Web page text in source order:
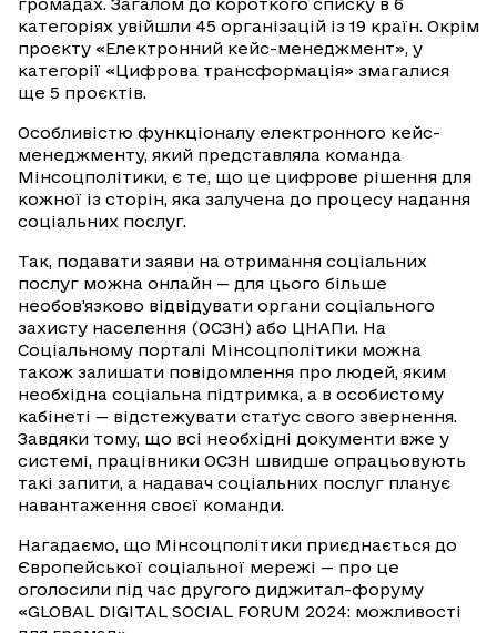
громадах. Загалом до короткого списку в 6
категоріях увійшли 45 організацій із 19 країн. Окрім
проєкту «Електронний кейс-менеджмент», у
категорії «Цифрова трансформація» змагалися
ще 5 проєктів.
Особливістю функціоналу електронного кейс-
менеджменту, який представляла команда
Мінсоцполітики, є те, що це цифрове рішення для
кожної із сторін, яка залучена до процесу надання
соціальних послуг.
Так, подавати заяви на отримання соціальних
послуг можна онлайн — для цього більше
необов'язково відвідувати органи соціального
захисту населення (ОСЗН) або ЦНАПи. На
Соціальному порталі Мінсоцполітики можна
також залишати повідомлення про людей, яким
необхідна соціальна підтримка, а в особистому
кабінеті — відстежувати статус свого звернення.
Завдяки тому, що всі необхідні документи вже у
системі, працівники ОСЗН швидше опрацьовують
такі запити, а надавач соціальних послуг планує
навантаження своєї команди.
Нагадаємо, що Мінсоцполітики приєднається до
Європейської соціальної мережі — про це
оголосили під час другого диджитал-форуму
«GLOBAL DIGITAL SOCIAL FORUM 2024: можливості